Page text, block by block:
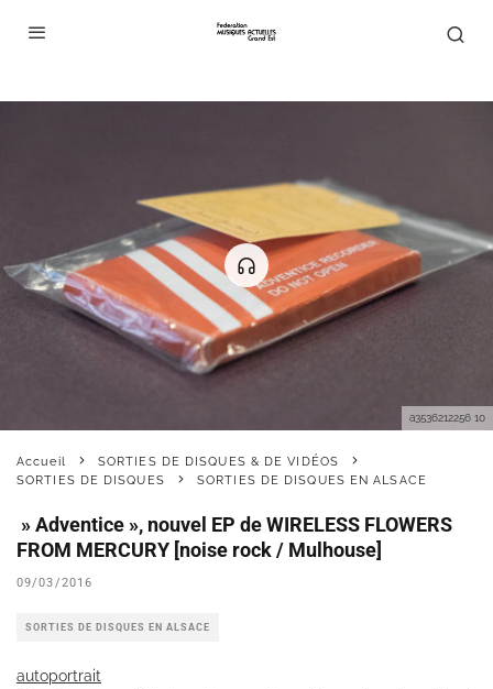
a3536212256 10
Accueil
SORTIES DE DISQUES & DE VIDÉOS
SORTIES DE DISQUES
SORTIES DE DISQUES EN ALSACE
» Adventice », nouvel EP de WIRELESS FLOWERS
FROM MERCURY [noise rock / Mulhouse]
09/03/2016
SORTIES DE DISQUES EN ALSACE
autoportrait